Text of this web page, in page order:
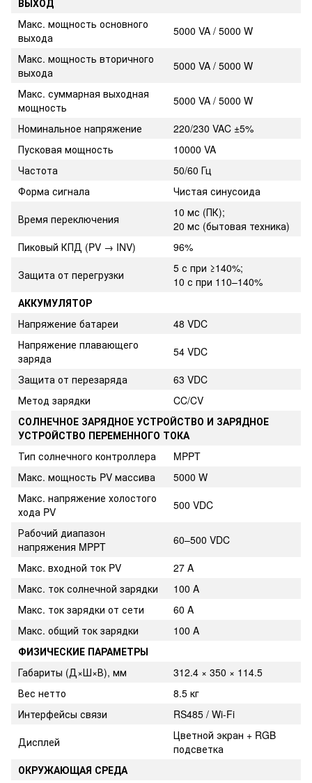
ВЫХОД
Макс. мощность основного
выхода
5000 VA / 5000 W
Макс. мощность вторичного
выхода
5000 VA / 5000 W
Макс. суммарная выходная
мощность
5000 VA / 5000 W
Номинальное напряжение
220/230 VAC ±5%
Пусковая мощность
10000 VA
Частота
50/60 Гц
Форма сигнала
Чистая синусоида
Время переключения
10 мс (ПК);
20 мс (бытовая техника)
Пиковый КПД (PV → INV)
96%
Защита от перегрузки
5 с при ≥140%;
10 с при 110–140%
АККУМУЛЯТОР
Напряжение батареи
48 VDC
Напряжение плавающего
заряда
54 VDC
Защита от перезаряда
63 VDC
Метод зарядки
CC/CV
СОЛНЕЧНОЕ ЗАРЯДНОЕ УСТРОЙСТВО И ЗАРЯДНОЕ
УСТРОЙСТВО ПЕРЕМЕННОГО ТОКА
Тип солнечного контроллера
MPPT
Макс. мощность PV массива
5000 W
Макс. напряжение холостого
хода PV
500 VDC
Рабочий диапазон
напряжения MPPT
60–500 VDC
Макс. входной ток PV
27 A
Макс. ток солнечной зарядки
100 A
Макс. ток зарядки от сети
60 A
Макс. общий ток зарядки
100 A
ФИЗИЧЕСКИЕ ПАРАМЕТРЫ
Габариты (Д×Ш×В), мм
312.4 × 350 × 114.5
Вес нетто
8.5 кг
Интерфейсы связи
RS485 / Wi-Fi
Дисплей
Цветной экран + RGB
подсветка
ОКРУЖАЮЩАЯ СРЕДА